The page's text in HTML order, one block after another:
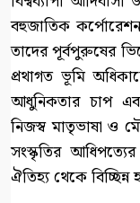
বহুজাতিক
তাদের পূর্বপুরুষের
প্রথাগত ভূমি
আধুনিকতার চাপ
নিজস্ব মাতৃভাষা ও
সংস্কৃতির
ঐতিহ্য থেকে